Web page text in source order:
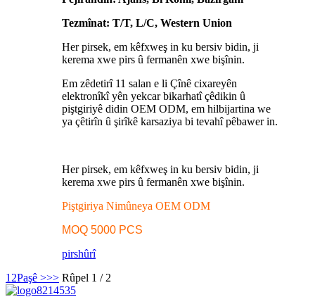
Tezmînat: T/T, L/C, Western Union
Her pirsek, em kêfxweş in ku bersiv bidin, ji
kerema xwe pirs û fermanên xwe bişînin.
Em zêdetirî 11 salan e li Çînê cixareyên
elektronîkî yên yekcar bikarhatî çêdikin û
piştgiriyê didin OEM ODM, em hilbijartina we
ya çêtirîn û şirîkê karsaziya bi tevahî pêbawer in.
Her pirsek, em kêfxweş in ku bersiv bidin, ji
kerema xwe pirs û fermanên xwe bişînin.
Piştgiriya Nimûneya OEM ODM
MOQ 5000 PCS
pirshûrî
1 2Paşê >>> Rûpel 1 / 2